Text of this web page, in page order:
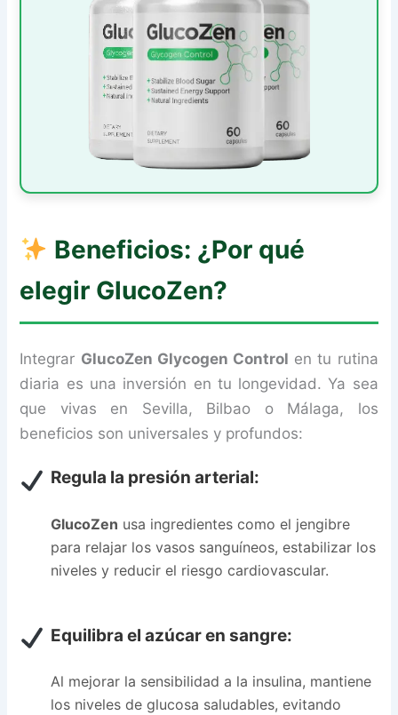
Beneficios: ¿Por qué
elegir GlucoZen?
Integrar GlucoZen Glycogen Control en tu rutina
diaria es una inversión en tu longevidad. Ya sea
que vivas en Sevilla, Bilbao o Málaga, los
beneficios son universales y profundos:
Regula la presión arterial:
GlucoZen usa ingredientes como el jengibre
para relajar los vasos sanguíneos, estabilizar los
niveles y reducir el riesgo cardiovascular.
Equilibra el azúcar en sangre:
Al mejorar la sensibilidad a la insulina, mantiene
los niveles de glucosa saludables, evitando